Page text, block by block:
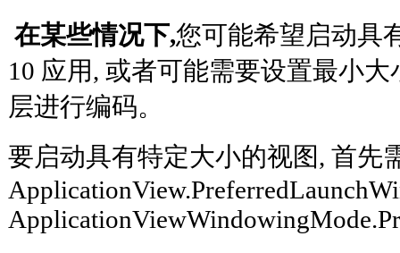
在某些情况下,您可能希望启动具
10 应用, 或者可能需要设置最小
层进行编码。
要启动具有特定大小的视图, 首先